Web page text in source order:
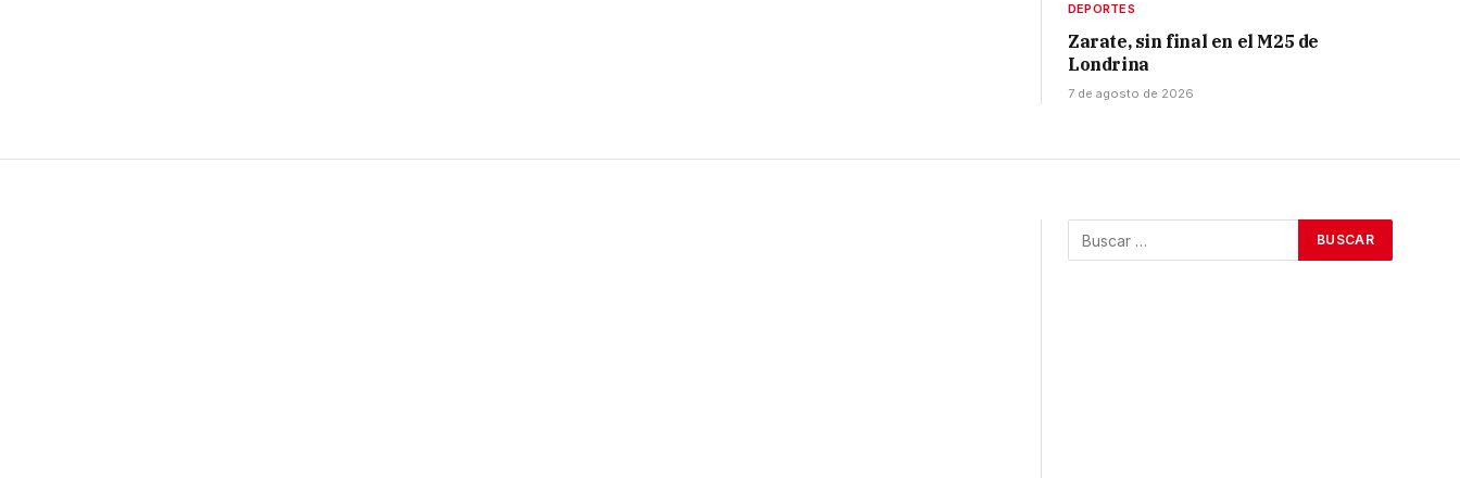
DEPORTES
Zarate, sin final en el M25 de
Londrina
7 de agosto de 2026